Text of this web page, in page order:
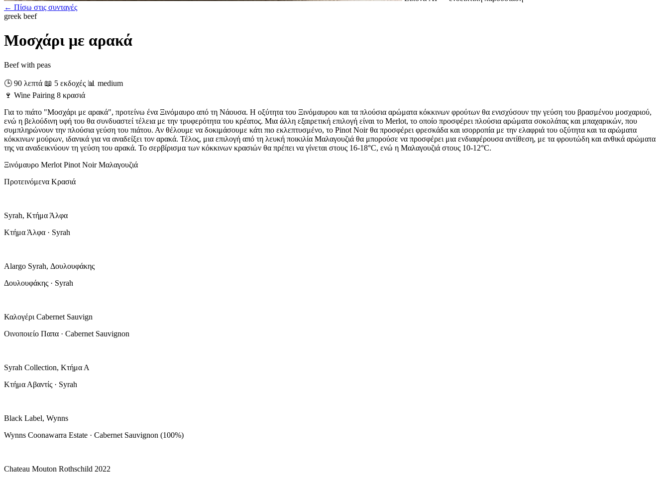
← Πίσω στις συνταγές
greek beef
Μοσχάρι με αρακά
Beef with peas
🕒 90 λεπτά 📖 5 εκδοχές 📊 medium
🍷 Wine Pairing 8 κρασιά
Για το πιάτο "Μοσχάρι με αρακά", προτείνω ένα Ξινόμαυρο από τη Νάουσα. Η οξύτητα του Ξινόμαυρου και τα πλούσια αρώματα κόκκινων φρούτων θα ενισχύσουν την γεύση του βρασμένου μοσχαριού,
ενώ η βελούδινη υφή του θα συνδυαστεί τέλεια με την τρυφερότητα του κρέατος. Μια άλλη εξαιρετική επιλογή είναι το Merlot, το οποίο προσφέρει πλούσια αρώματα σοκολάτας και μπαχαρικών, που
συμπληρώνουν την πλούσια γεύση του πιάτου. Αν θέλουμε να δοκιμάσουμε κάτι πιο εκλεπτυσμένο, το Pinot Noir θα προσφέρει φρεσκάδα και ισορροπία με την ελαφριά του οξύτητα και τα αρώματα
κόκκινων μούρων, ιδανικά για να αναδείξει τον αρακά. Τέλος, μια επιλογή από τη λευκή ποικιλία Μαλαγουζιά θα μπορούσε να προσφέρει μια ενδιαφέρουσα αντίθεση, με τα φρουτώδη και ανθικά αρώματα
της να αναδεικνύουν τη γεύση του αρακά. Το σερβίρισμα των κόκκινων κρασιών θα πρέπει να γίνεται στους 16-18°C, ενώ η Μαλαγουζιά στους 10-12°C.
Ξινόμαυρο Merlot Pinot Noir Μαλαγουζιά
Προτεινόμενα Κρασιά
Syrah, Κτήμα Άλφα
Κτήμα Άλφα · Syrah
Alargo Syrah, Δουλουφάκης
Δουλουφάκης · Syrah
Καλογέρι Cabernet Sauvign
Οινοποιείο Παπα · Cabernet Sauvignon
Syrah Collection, Κτήμα Α
Κτήμα Αβαντίς · Syrah
Black Label, Wynns
Wynns Coonawarra Estate · Cabernet Sauvignon (100%)
Chateau Mouton Rothschild 2022